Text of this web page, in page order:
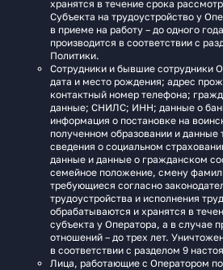
хранятся в течение срока
Субъекта на трудоустройство у
в приеме на работу – до одного
производится в соответствии с
Политики.
Сотрудники и бывшие сотрудники
дата и место рождения; адрес
контактный номер телефона;
данные; СНИЛС; ИНН; данные о
информация о постановке на
полученном образовании и данные
сведения о социальном
данные и данные о гражданском
семейное положение, смену
требующиеся согласно
трудоустройства и исполнения
обрабатываются и хранятся в
субъекта у Оператора, а в случае
отношений – до трех лет.
в соответствии с разделом 9
Лица, работающие с Оператором